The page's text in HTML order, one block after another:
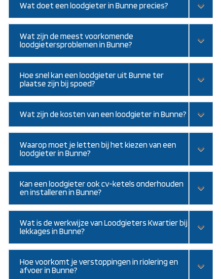
Wat doet een loodgieter in Bunne precies?
Wat zijn de meest voorkomende
loodgietersproblemen in Bunne?
Hoe snel kan een loodgieter uit Bunne ter
plaatse zijn bij spoed?
Wat zijn de kosten van een loodgieter in Bunne?
Waarop moet je letten bij het kiezen van een
loodgieter in Bunne?
Kan een loodgieter ook cv-ketels onderhouden
en installeren in Bunne?
Wat is de werkwijze van Loodgieters Kwartier bij
lekkages in Bunne?
Hoe voorkomt je verstoppingen in riolering en
afvoer in Bunne?